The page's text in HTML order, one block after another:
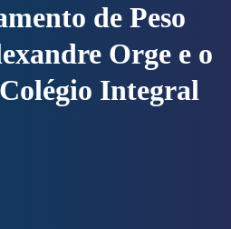
de Peso
Orge e o
Integral